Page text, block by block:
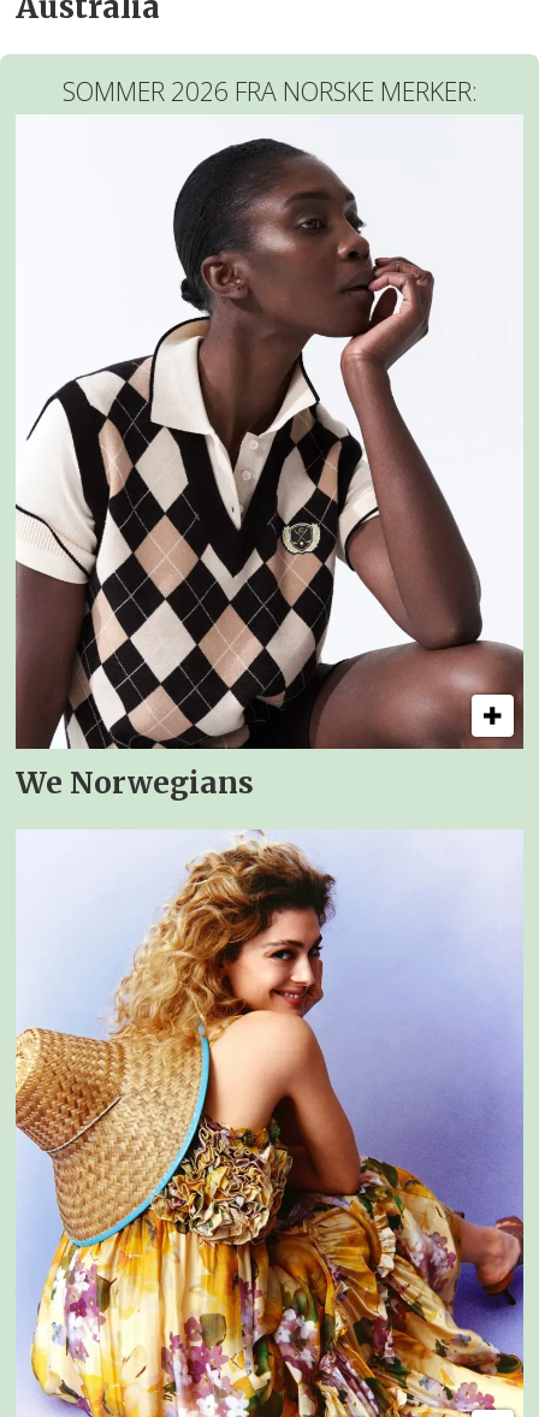
SOMMER 2026 FRA NORSKE MERKER:
We Norwegians